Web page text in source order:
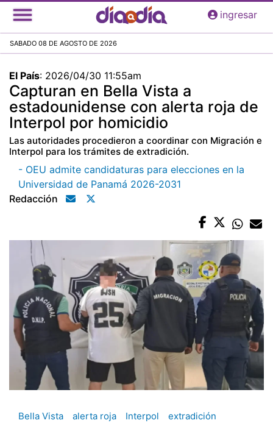
Pasar
al
principal
ingresar
SABADO 08 DE AGOSTO DE 2026
El País: 2026/04/30 11:55am
Capturan en Bella Vista a
estadounidense con alerta roja de
Interpol por homicidio
Las autoridades procedieron a coordinar con Migración e
Interpol para los trámites de extradición.
- OEU admite candidaturas para elecciones en la
Universidad de Panamá 2026-2031
Redacción
Bella Vista alerta roja Interpol extradición